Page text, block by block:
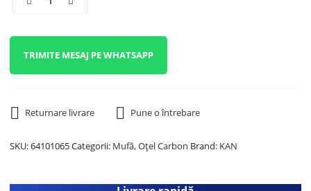
TRIMITE MESAJ PE WHATSAPP
Returnare livrare Pune o întrebare
SKU:64101065Categorii: Mufă,Oțel Carbon Brand: KAN